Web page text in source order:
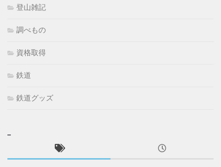
登山雑記
調べもの
資格取得
鉄道
鉄道グッズ